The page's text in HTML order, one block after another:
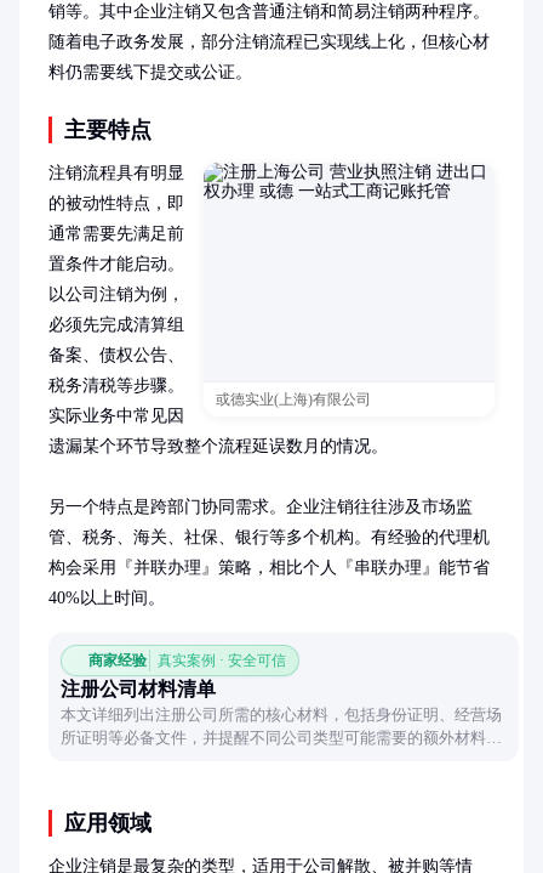
销等。其中企业注销又包含普通注销和简易注销两种程序。
随着电子政务发展，部分注销流程已实现线上化，但核心材
料仍需要线下提交或公证。
主要特点
或德实业(上海)有限公司
注销流程具有明显
的被动性特点，即
通常需要先满足前
置条件才能启动。
以公司注销为例，
必须先完成清算组
备案、债权公告、
税务清税等步骤。
实际业务中常见因
遗漏某个环节导致整个流程延误数月的情况。
另一个特点是跨部门协同需求。企业注销往往涉及市场监
管、税务、海关、社保、银行等多个机构。有经验的代理机
构会采用『并联办理』策略，相比个人『串联办理』能节省
40%以上时间。
商家经验 真实案例 · 安全可信
注册公司材料清单
本文详细列出注册公司所需的核心材料，包括身份证明、经营场
所证明等必备文件，并提醒不同公司类型可能需要的额外材料，
应用领域
企业注销是最复杂的类型，适用于公司解散、被并购等情